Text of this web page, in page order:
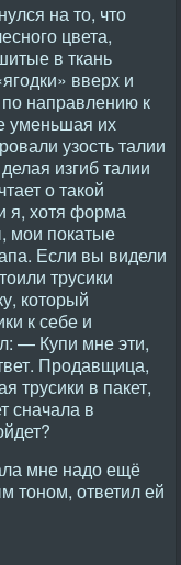
на то, что
цвета,
в ткань
вверх и
направлению к
уменьшая их
узость талии
изгиб талии
о такой
я, хотя форма
мои покатые
Если вы видели
трусики
который
к себе и
— Купи мне эти,
Продавщица,
трусики в пакет,
сначала в
мне надо ещё
тоном, ответил ей